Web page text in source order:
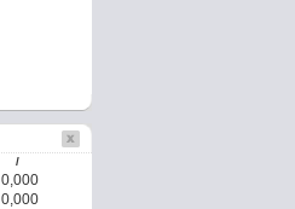
/
0,000
0,000